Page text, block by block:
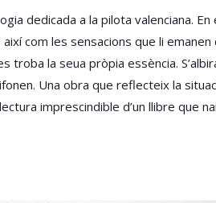
dedicada a la pilota valenciana.
com les sensacions que li
la seua pròpia essència.
Una obra que reflecteix la
imprescindible d’un llibre